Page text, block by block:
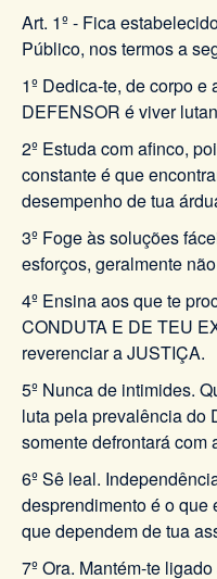
Art. 1º - Fica
Público, nos termos a
1º Dedica-te, de corpo e
DEFENSOR é viver
2º Estuda com afinco,
constante é que
desempenho de tua
3º Foge às soluções
esforços, geralmente
4º Ensina aos que te
CONDUTA E DE TEU
reverenciar a JUSTIÇA.
5º Nunca de intimides.
luta pela prevalência do
somente defrontará com
6º Sê leal.
desprendimento é o que
que dependem de tua
7º Ora. Mantém-te